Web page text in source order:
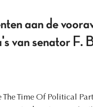
aan de
van senator F.
The Time Of Political